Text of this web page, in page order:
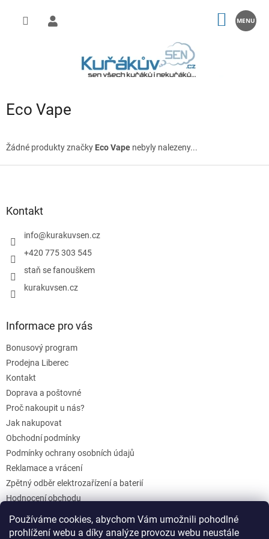
Používáme cookies, abychom Vám umožnili pohodlné
prohlížení webu a díky analýze provozu webu neustále
KOŠÍK
Eco Vape
Žádné produkty značky Eco Vape nebyly nalezeny...
Kontakt
info@kurakuvsen.cz
+420 775 303 545
staň se fanouškem
kurakuvsen.cz
Informace pro vás
Bonusový program
Prodejna Liberec
Kontakt
Doprava a poštovné
Proč nakoupit u nás?
Jak nakupovat
Obchodní podmínky
Podmínky ochrany osobních údajů
Reklamace a vrácení
Zpětný odběr elektrozařízení a baterií
Hodnocení obchodu
Dárkové poukazy
Blog